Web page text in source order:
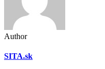
Author
SITA.sk